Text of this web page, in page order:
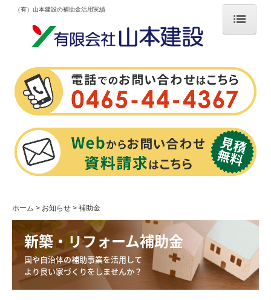
ホーム
新築
家づくりの流れ
新築施工事例
リフォーム
お知らせ
補助金
チラシ
スタッフ日記
会社概要
（有）山本建設の補助金活用実績
ホーム お知らせ 補助金
新築・リフォーム補助金
国や自治体の補助事業を活用して
より良い家づくりをしませんか？